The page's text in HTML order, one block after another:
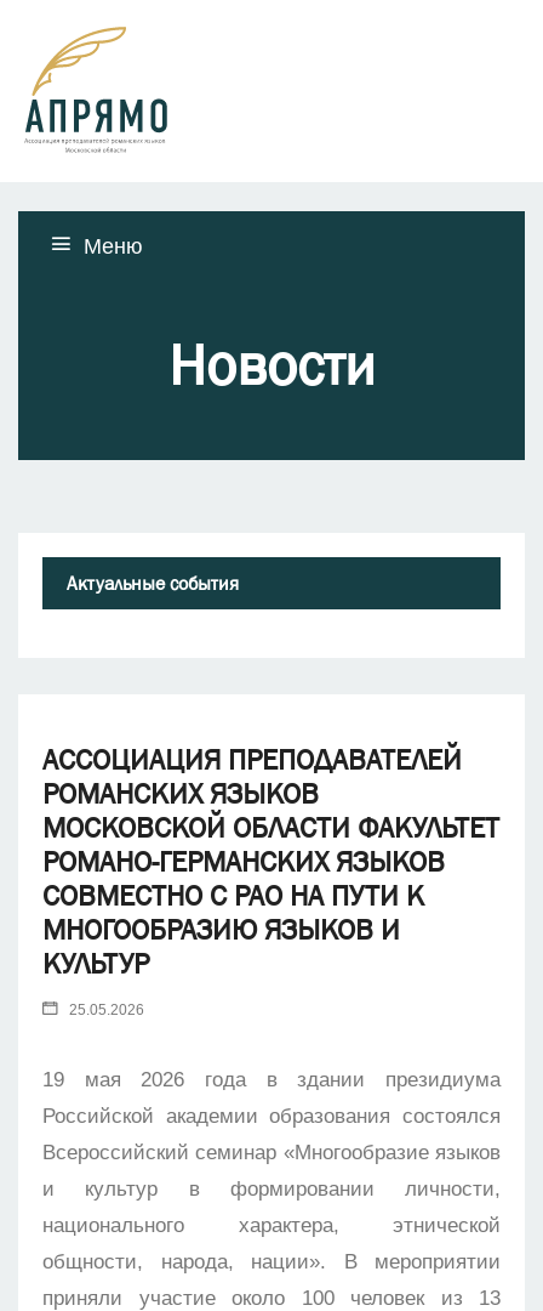
Меню
Новости
Актуальные события
АССОЦИАЦИЯ ПРЕПОДАВАТЕЛЕЙ
РОМАНСКИХ ЯЗЫКОВ
МОСКОВСКОЙ ОБЛАСТИ ФАКУЛЬТЕТ
РОМАНО-ГЕРМАНСКИХ ЯЗЫКОВ
СОВМЕСТНО С РАО НА ПУТИ К
МНОГООБРАЗИЮ ЯЗЫКОВ И
КУЛЬТУР
25.05.2026
19 мая 2026 года в здании президиума
Российской академии образования состоялся
Всероссийский семинар «Многообразие языков
и культур в формировании личности,
национального характера, этнической
общности, народа, нации». В мероприятии
приняли участие около 100 человек из 13